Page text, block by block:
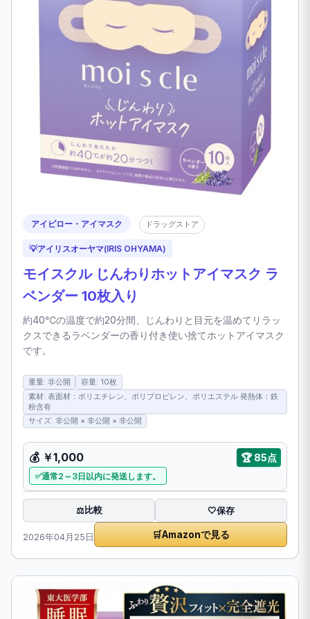
アイピロー・アイマスク ドラッグストア
💡アイリスオーヤマ(IRIS OHYAMA)
モイスクル じんわりホットアイマスク ラ
ベンダー 10枚入り
約40℃の温度で約20分間、じんわりと目元を温めてリラッ
クスできるラベンダーの香り付き使い捨てホットアイマスク
です。
重量: 非公開
容量: 10枚
素材: 表面材：ポリエチレン、ポリプロピレン、ポリエステル 発熱体：鉄
粉含有
サイズ: 非公開 × 非公開 × 非公開
💰 ￥1,000 🏆85点
通常2～3日以内に発送します。
⚖️比較 🤍保存
2026年04月25日 🛒Amazonで見る